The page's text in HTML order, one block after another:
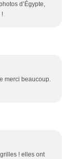
d’Égypte,
!
merci beaucoup.
! elles ont